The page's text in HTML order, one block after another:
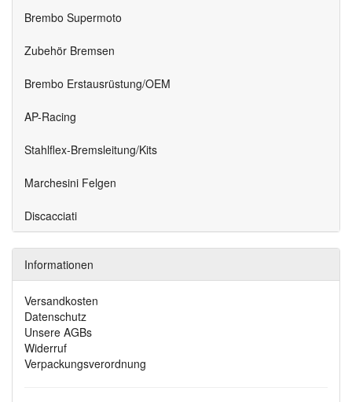
Brembo Supermoto
Zubehör Bremsen
Brembo Erstausrüstung/OEM
AP-Racing
Stahlflex-Bremsleitung/Kits
Marchesini Felgen
Discacciati
Informationen
Versandkosten
Datenschutz
Unsere AGBs
Widerruf
Verpackungsverordnung